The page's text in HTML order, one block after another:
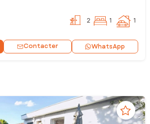
2 1 1
Contacter WhatsApp